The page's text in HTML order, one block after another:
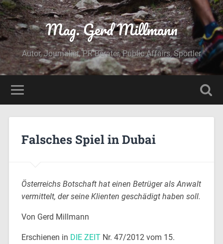
Mag. Gerd Millmann
Autor, Journalist, PR Berater, Public Affairs, Sportler
Falsches Spiel in Dubai
Österreichs Botschaft hat einen Betrüger als Anwalt
vermittelt, der seine Klienten geschädigt haben soll.
Von Gerd Millmann
Erschienen in DIE ZEITNr. 47/2012 vom 15.